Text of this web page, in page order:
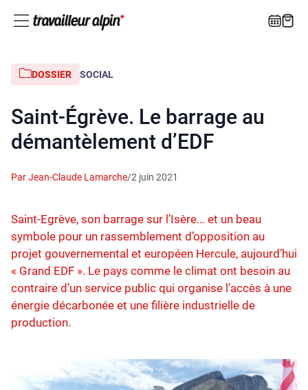
DOSSIER SOCIAL
Saint-Égrève. Le barrage au
démantèlement d’EDF
Par Jean-Claude Lamarche/2 juin 2021
Saint-Egrève, son barrage sur l’Isère... et un beau
symbole pour un rassemblement d’opposition au
projet gouvernemental et européen Hercule, aujourd’hui
« Grand EDF ». Le pays comme le climat ont besoin au
contraire d’un service public qui organise l’accès à une
énergie décarbonée et une filière industrielle de
production.